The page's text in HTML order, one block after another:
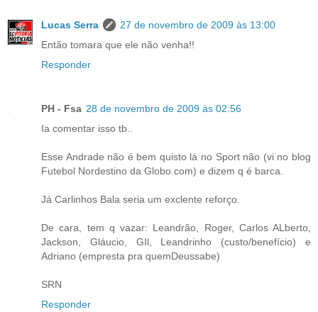
Lucas Serra
27 de novembro de 2009 às 13:00
Então tomara que ele não venha!!
Responder
PH - Fsa 28 de novembro de 2009 às 02:56
Ia comentar isso tb..
Esse Andrade não é bem quisto lá no Sport não (vi no blog
Futebol Nordestino da Globo.com) e dizem q é barca.
Já Carlinhos Bala seria um exclente reforço.
De cara, tem q vazar: Leandrão, Roger, Carlos ALberto,
Jackson, Gláucio, GIl, Leandrinho (custo/benefício) e
Adriano (empresta pra quemDeussabe)
SRN
Responder